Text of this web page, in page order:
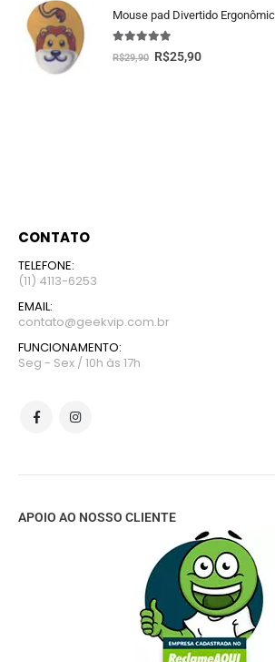
Mouse pad Divertido
5.00 fora de 5
R$29,90 R$25,90
CONTATO
TELEFONE:
(11) 4113-6253
EMAIL:
contato@geekvip.com.br
FUNCIONAMENTO:
Seg - Sex / 10h às 17h
APOIO AO NOSSO CLIENTE